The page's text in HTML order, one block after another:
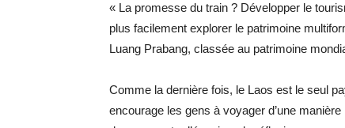
« La promesse du train ? Développer le
plus facilement explorer le patrimoine
Luang Prabang, classée au patrimoine
Comme la dernière fois, le Laos est le seul
encourage les gens à voyager d’une